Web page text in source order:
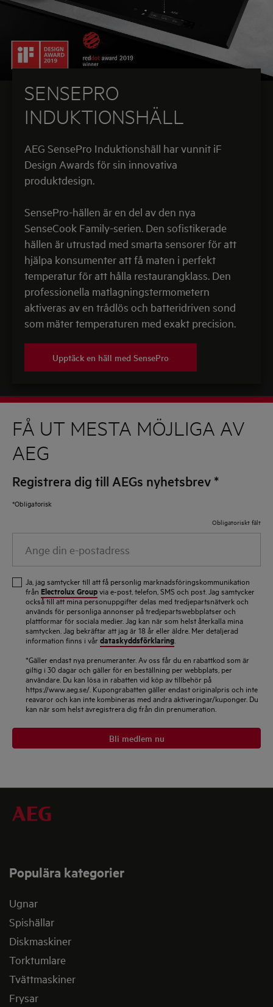
SENSEPRO
INDUKTIONSHÄLL
AEG SensePro Induktionshäll har vunnit iF
Design Awards för sin innovativa
produktdesign.
SensePro-hällen är en del av den nya
SenseCook Family-serien. Den sofistikerade
hällen är utrustad med smarta sensorer för att
hjälpa konsumenter att få maten i perfekt
temperatur för att hålla restaurangklass. Den
professionella matlagningstermometern
aktiveras av en trådlös och batteridriven sond
som mäter temperaturen med exakt precision.
Upptäck en häll med SensePro
FÅ UT MESTA MÖJLIGA AV
AEG
Registrera dig till AEGs nyhetsbrev *
*Obligatorisk
Obligatoriskt fält
din
postadress
Ja, jag samtycker till att få personlig marknadsföringskommunikation
från Electrolux Groupvia e-post, telefon, SMS och post. Jag samtycker
också till att mina personuppgifter delas med tredjepartsnätverk och
används för personliga annonser på tredjepartswebbplatser och
plattformar för sociala medier. Jag kan när som helst återkalla mina
samtycken. Jag bekräftar att jag är 18 år eller äldre. Mer detaljerad
information finns i vår dataskyddsförklaring
*Gäller endast nya prenumeranter. Av oss får du en rabattkod som är
giltig i 30 dagar och gäller för en beställning per webbplats, per
användare. Du kan lösa in rabatten vid köp av tillbehör på
https://www.aeg.se/. Kupongrabatten gäller endast originalpris och inte
reavaror och kan inte kombineras med andra aktiveringar/kuponger. Du
kan när som helst avregistrera dig från din prenumeration.
Bli medlem nu
Populära kategorier
Ugnar
Spishällar
Diskmaskiner
Torktumlare
Tvättmaskiner
Frysar